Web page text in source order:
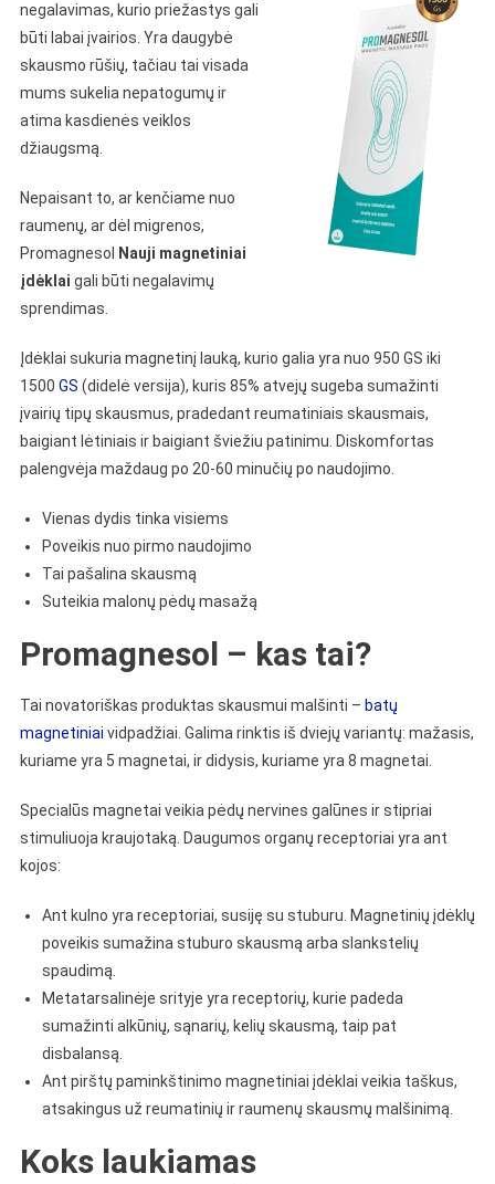
negalavimas, kurio priežastys gali
būti labai įvairios. Yra daugybė
skausmo rūšių, tačiau tai visada
mums sukelia nepatogumų ir
atima kasdienės veiklos
džiaugsmą.
Nepaisant to, ar kenčiame nuo
raumenų, ar dėl migrenos,
Promagnesol
Nauji magnetiniai
įdėklai gali būti negalavimų
sprendimas.
Įdėklai sukuria magnetinį lauką, kurio galia yra nuo 950 GS iki
1500 GS (didelė versija), kuris 85% atvejų sugeba sumažinti
įvairių tipų skausmus, pradedant reumatiniais skausmais,
baigiant lėtiniais ir baigiant šviežiu patinimu. Diskomfortas
palengvėja maždaug po 20-60 minučių po naudojimo.
Vienas dydis tinka visiems
Poveikis nuo pirmo naudojimo
Tai pašalina skausmą
Suteikia malonų pėdų masažą
Promagnesol – kas tai?
Tai novatoriškas produktas skausmui malšinti – batų
magnetiniai vidpadžiai. Galima rinktis iš dviejų variantų: mažasis,
kuriame yra 5 magnetai, ir didysis, kuriame yra 8 magnetai.
Specialūs magnetai veikia pėdų nervines galūnes ir stipriai
stimuliuoja kraujotaką. Daugumos organų receptoriai yra ant
kojos:
Ant kulno yra receptoriai, susiję su stuburu. Magnetinių įdėklų
poveikis sumažina stuburo skausmą arba slankstelių
spaudimą.
Metatarsalinėje srityje yra receptorių, kurie padeda
sumažinti alkūnių, sąnarių, kelių skausmą, taip pat
disbalansą.
Ant pirštų paminkštinimo magnetiniai įdėklai veikia taškus,
atsakingus už reumatinių ir raumenų skausmų malšinimą.
Koks laukiamas